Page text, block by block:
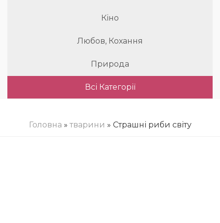
Кіно
Любов, Кохання
Природа
Всі Категорії
Головна »тварини » Страшні риби світу